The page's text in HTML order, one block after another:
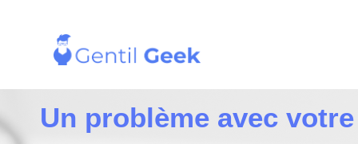
Un problème avec votre